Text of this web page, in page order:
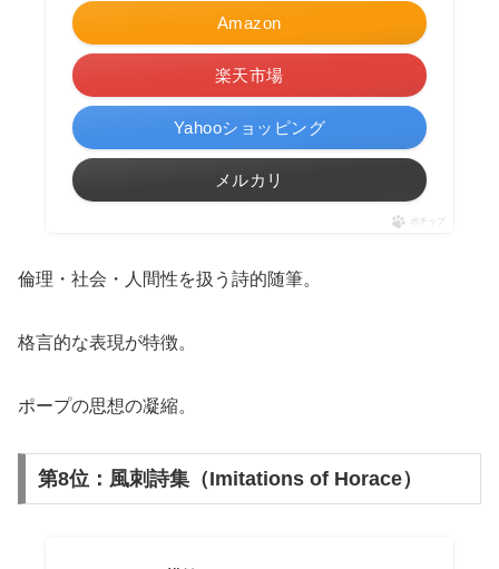
Amazon
楽天市場
Yahooショッピング
メルカリ
ポチップ
倫理・社会・人間性を扱う詩的随筆。
格言的な表現が特徴。
ポープの思想の凝縮。
第8位：風刺詩集（Imitations of Horace）